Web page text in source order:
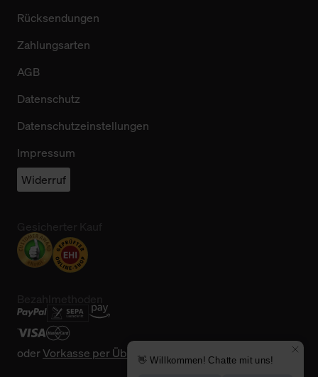
Rücksendungen
Zahlungsarten
AGB
Datenschutz
Datenschutzeinstellungen
Impressum
Widerruf
oderVorkasse per Überweisung